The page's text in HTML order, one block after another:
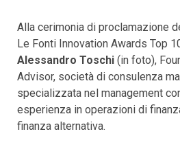
Alla cerimonia di proclamazione
Le Fonti Innovation Awards Top
Alessandro Toschi (in foto),
Advisor, società di consulenza
specializzata nel management
esperienza in operazioni di
finanza alternativa.